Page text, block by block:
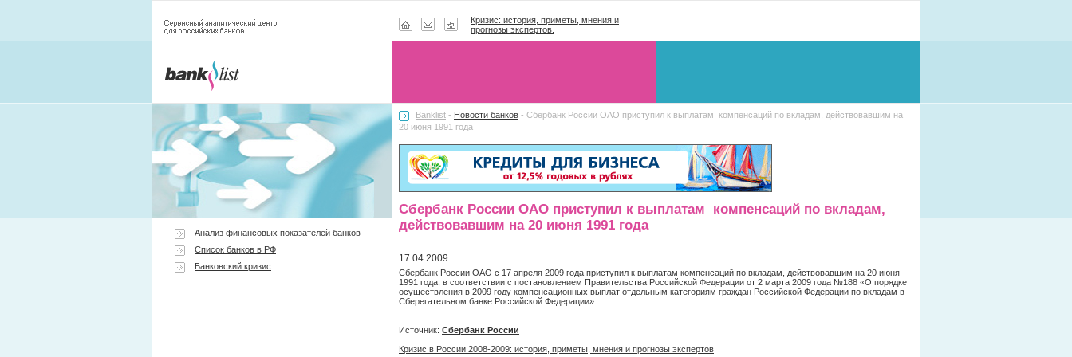
Кризис: история, приметы, мнения и
прогнозы экспертов.
Анализ финансовых показателей банков
Список банков в РФ
Банковский кризис
Banklist - Новости банков - Сбербанк России ОАО приступил к выплатам компенсаций по вкладам, действовавшим на
20 июня 1991 года
Сбербанк России ОАО приступил к выплатам компенсаций по вкладам,
действовавшим на 20 июня 1991 года
17.04.2009
Сбербанк России ОАО с 17 апреля 2009 года приступил к выплатам компенсаций по вкладам, действовавшим на 20 июня
1991 года, в соответствии с постановлением Правительства Российской Федерации от 2 марта 2009 года №188 «О порядке
осуществления в 2009 году компенсационных выплат отдельным категориям граждан Российской Федерации по вкладам в
Сберегательном банке Российской Федерации».
Источник: Сбербанк России
Кризис в России 2008-2009: история, приметы, мнения и прогнозы экспертов